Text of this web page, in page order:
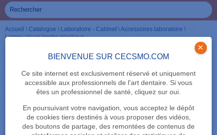
BIENVENUE SUR CECSMO.COM
Ce site internet est exclusivement réservé et uniquement
accessible aux professionnels de l'art dentaire. Si vous
êtes un professionnel de santé, cliquez sur oui.
En poursuivant votre navigation, vous acceptez le dépôt
de cookies tiers destinés à vous proposer des vidéos,
des boutons de partage, des remontées de contenus de
×
Accueil \ Catalogue \ Laboratoire - Cabinet \Accessoires laboratoire \
Lampe alcool torche plastique